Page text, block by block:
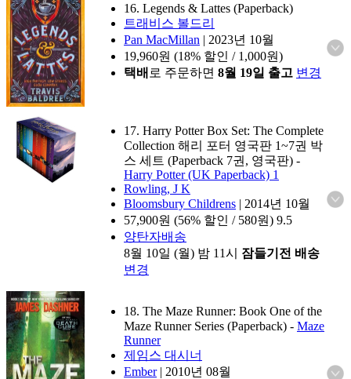
16. Legends & Lattes (Paperback)
트래비스 볼드리
Pan MacMillan | 2023년 10월
19,960원 (18% 할인 / 1,000원)
택배 로 주문하면 8월 19일 출고 변경
17. Harry Potter Box Set: The Complete
Collection 해리 포터 영국판 1~7권 박
스 세트 (Paperback 7권, 영국판) -
Harry Potter (UK Paperback) 1
Rowling, J K
Bloomsbury Childrens | 2014년 10월
57,900원 (56% 할인 / 580원) 9.5
양탄자배송
8월 10일 (월) 밤 11시 잠들기전 배송
변경
18. The Maze Runner: Book One of the
Maze Runner Series (Paperback) - Maze
Runner
제임스 대시너
Ember| 2010년 08월